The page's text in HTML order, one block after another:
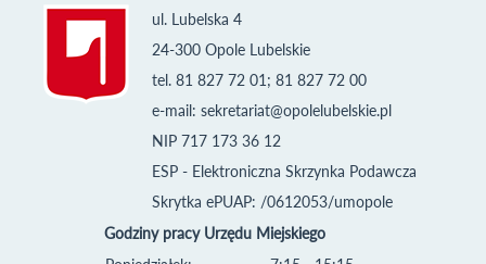
ul. Lubelska 4
24-300 Opole Lubelskie
tel. 81 827 72 01; 81 827 72 00
e-mail: sekretariat@opolelubelskie.pl
NIP 717 173 36 12
ESP - Elektroniczna Skrzynka Podawcza
Skrytka ePUAP: /0612053/umopole
Godziny pracy Urzędu Miejskiego